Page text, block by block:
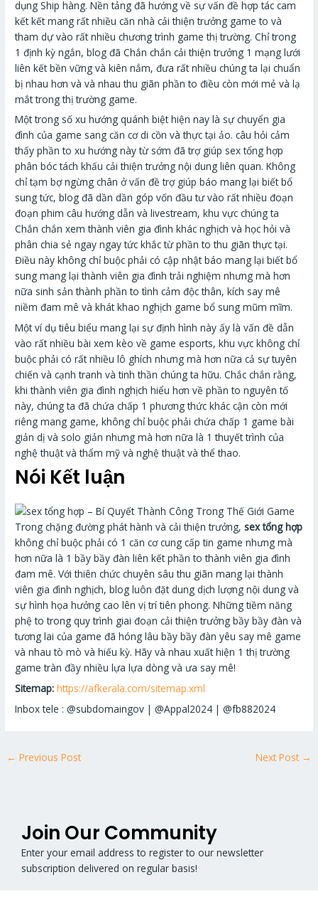
dụng Ship hàng. Nền tảng đã hướng về sự vấn đề hợp tác cam
kết kết mang rất nhiều căn nhà cải thiện trưởng game to và
tham dự vào rất nhiều chương trình game thị trường. Chỉ trong
1 định kỳ ngắn, blog đã Chắn chắn cải thiện trưởng 1 mạng lưới
liên kết bền vững và kiên nắm, đưa rất nhiều chúng ta lại chuẩn
bị nhau hơn và và nhau thu giãn phần to điều còn mới mẻ và lạ
mắt trong thị trường game.
Một trong số xu hướng quánh biệt hiện nay là sự chuyển gia
đình của game sang căn cơ di cồn và thực tại ảo. câu hỏi cảm
thấy phần to xu hướng này từ sớm đã trợ giúp sex tổng hợp
phân bóc tách khấu cải thiện trưởng nội dung liên quan. Không
chỉ tạm bợ ngừng chân ở vấn đề trợ giúp báo mang lại biết bổ
sung tức, blog đã dần dần góp vốn đầu tư vào rất nhiều đoạn
đoạn phim câu hướng dẫn và livestream, khu vực chúng ta
Chắn chắn xem thành viên gia đình khác nghịch và học hỏi và
phân chia sẻ ngay ngay tức khắc từ phần to thu giãn thực tại.
Điều này không chỉ buộc phải có cập nhật báo mang lại biết bổ
sung mang lại thành viên gia đình trải nghiệm nhưng mà hơn
nữa sinh sản thành phần to tình cảm độc thân, kích say mê
niềm đam mê và khát khao nghịch game bổ sung mũm mĩm.
Một ví dụ tiêu biểu mang lại sự định hình này ấy là vấn đề dẫn
vào rất nhiều bài xem kèo về game esports, khu vực không chỉ
buộc phải có rất nhiều lô ghích nhưng mà hơn nữa cả sự tuyên
chiến và cạnh tranh và tinh thần chúng ta hữu. Chắc chắn rằng,
khi thành viên gia đình nghịch hiểu hơn về phần to nguyên tố
này, chúng ta đã chứa chấp 1 phương thức khác cận còn mới
riêng mang game, không chỉ buộc phải chứa chấp 1 game bài
giản dị và solo giản nhưng mà hơn nữa là 1 thuyết trình của
nghệ thuật và thẩm mỹ và nghệ thuật và thể thao.
Nói Kết luận
Trong chặng đường phát hành và cải thiện trưởng,sex tổng hợp
không chỉ buộc phải có 1 căn cơ cung cấp tin game nhưng mà
hơn nữa là 1 bầy bầy đàn liên kết phần to thành viên gia đình
đam mê. Với thiên chức chuyên sâu thu giãn mang lại thành
viên gia đình nghịch, blog luôn đặt dung dịch lượng nội dung và
sự hình họa hưởng cao lên vị trí tiên phong. Những tiềm năng
phệ to trong quy trình giai đoạn cải thiện trưởng bầy bầy đàn và
tương lai của game đã hóng lâu bầy bầy đàn yêu say mê game
và nhau tò mò và hiếu kỳ. Hãy và nhau xuất hiện 1 thị trường
game tràn đầy nhiều lựa lựa dòng và ưa say mê!
Sitemap: https://afkerala.com/sitemap.xml
Inbox tele : @subdomaingov | @Appal2024 | @fb882024
← Previous Post Next Post →
Join Our Community
Enter your email address to register to our newsletter
subscription delivered on regular basis!